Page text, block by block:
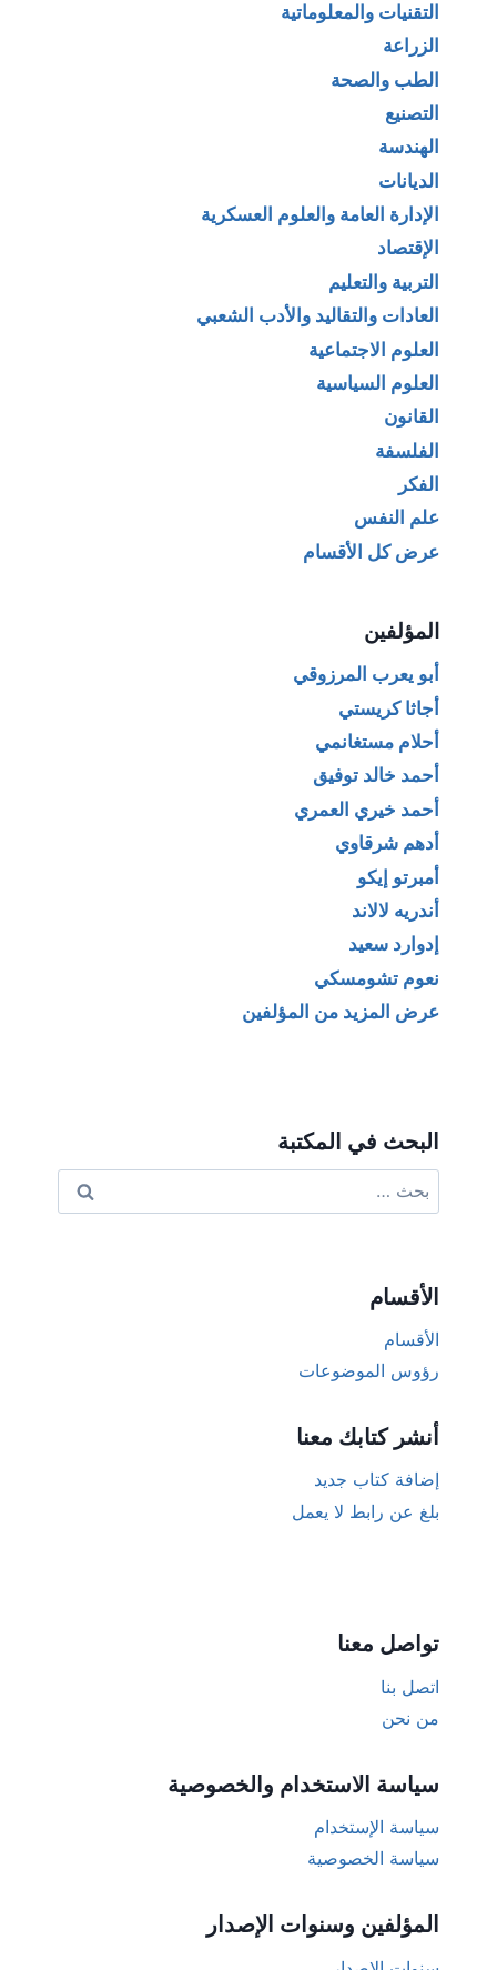
التقنيات والمعلوماتية
الزراعة
الطب والصحة
التصنيع
الهندسة
الديانات
الإدارة العامة والعلوم العسكرية
الإقتصاد
التربية والتعليم
العادات والتقاليد والأدب الشعبي
العلوم الاجتماعية
العلوم السياسية
القانون
الفلسفة
الفكر
علم النفس
عرض كل الأقسام
المؤلفين
أبو يعرب المرزوقي
أجاثا كريستي
أحلام مستغانمي
أحمد خالد توفيق
أحمد خيري العمري
أدهم شرقاوي
أمبرتو إيكو
أندريه لالاند
إدوارد سعيد
نعوم تشومسكي
عرض المزيد من المؤلفين
البحث في المكتبة
عن:
الأقسام
الأقسام
رؤوس الموضوعات
أنشر كتابك معنا
إضافة كتاب جديد
بلغ عن رابط لا يعمل
تواصل معنا
اتصل بنا
من نحن
سياسة الاستخدام والخصوصية
سياسة الإستخدام
سياسة الخصوصية
المؤلفين وسنوات الإصدار